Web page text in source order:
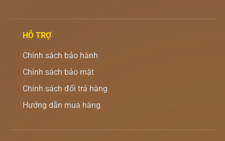
HỖ TRỢ
Chính sách bảo hành
Chính sách bảo mật
Chính sách đổi trả hàng
Hướng dẫn mua hàng